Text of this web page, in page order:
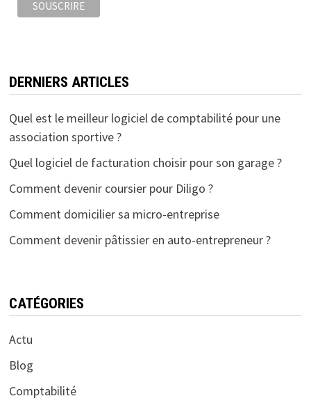
DERNIERS ARTICLES
Quel est le meilleur logiciel de comptabilité pour une
association sportive ?
Quel logiciel de facturation choisir pour son garage ?
Comment devenir coursier pour Diligo ?
Comment domicilier sa micro-entreprise
Comment devenir pâtissier en auto-entrepreneur ?
CATÉGORIES
Actu
Blog
Comptabilité